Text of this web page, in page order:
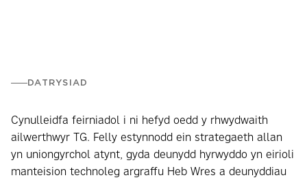
DATRYSIAD
Cynulleidfa feirniadol i ni hefyd oedd y rhwydwaith
ailwerthwyr TG. Felly estynnodd ein strategaeth allan
yn uniongyrchol atynt, gyda deunydd hyrwyddo yn eirioli
manteision technoleg argraffu Heb Wres a deunyddiau